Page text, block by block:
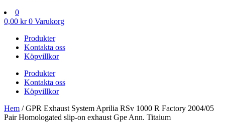
0
0,00 kr 0 Varukorg
Produkter
Kontakta oss
Köpvillkor
Produkter
Kontakta oss
Köpvillkor
Hem / GPR Exhaust System Aprilia RSv 1000 R Factory 2004/05
Pair Homologated slip-on exhaust Gpe Ann. Titaium